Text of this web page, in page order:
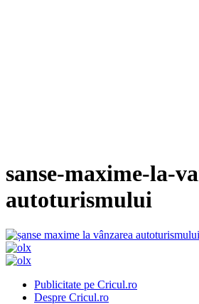
sanse-maxime-la-
autoturismului
Publicitate pe Cricul.ro
Despre Cricul.ro